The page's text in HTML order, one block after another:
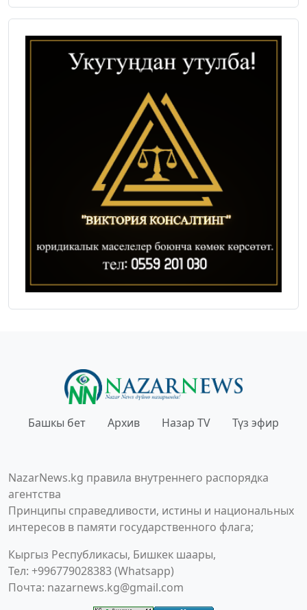
Башкы бет Архив Назар TV Түз эфир
NazarNews.kg правила внутреннего распорядка
агентства
Принципы справедливости, истины и национальных
интересов в памяти государственного флага;
Кыргыз Республикасы, Бишкек шаары,
Тел: +996779028383 (Whatsapp)
Почта: nazarnews.kg@gmail.com